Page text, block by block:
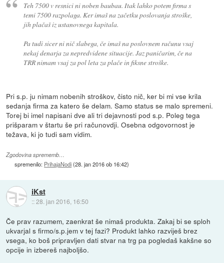
Teh 7500 v resnici ni noben baubau. Itak lahko potem firma s
temi 7500 razpolaga. Ker imaš na začetku poslovanja stroške,
jih plačaš iz ustanovnega kapitala.
Pa tudi sicer ni nič slabega, če imaš na poslovnem računu vsaj
nekaj denarja za nepredvidene situacije. Jaz paničarim, če na
TRR nimam vsaj za pol leta za plače in fiksne stroške.
Pri s.p. ju nimam nobenih stroškov, čisto nič, ker bi mi vse krila
sedanja firma za katero še delam. Samo status se malo spremeni.
Torej bi imel napisani dve ali tri dejavnosti pod s.p. Poleg tega
prišparam v štartu še pri računovdji. Osebna odgovornost je
težava, ki jo tudi sam vidim.
Zgodovina sprememb…
spremenilo: PrihajaNodi(28. jan 2016 ob 16:42)
iKst
::28. jan 2016, 16:50
Če prav razumem, zaenkrat še nimaš produkta. Zakaj bi se sploh
ukvarjal s firmo/s.p.jem v tej fazi? Produkt lahko razviješ brez
vsega, ko boš pripravljen dati stvar na trg pa pogledaš kakšne so
opcije in izbereš najboljšo.